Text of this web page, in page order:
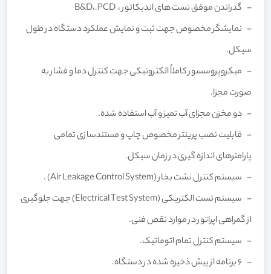
- گذراندن موفق تست های اندیکاتور ، B&D،.PCD
- نمایشگر مخصوص جهت ثبت و نمایش عملکرد دستگاه در طول
سیکل.
- میکروپروسسور کاملاً الکترونیکی جهت کنترل دما و فشار به
صورت مجزا.
- دو مخزن مجزای آب تمیز و آب استفاده شده.
- قابلیت نصب پرینتر مخصوص چاپ و مستندسازی تمامی
پارامترهای اندازه گیری در زمان سیکل.
- سیستم کنترل نشت بخار (Air Leakage Control System) .
- سیستم تست الکتریکی (Electrical Test System) جهت جلوگیری
از گمراهی اپراتور در موارد نقص فنی.
- سیستم کنترل تمام اتوماتیک.
- 6 برنامه از پیش ذخیره شده در دستگاه.